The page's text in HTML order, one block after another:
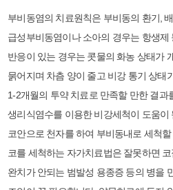
부비동염의 치료원칙은 부비동의 환기,
급성부비동염이나 소아의 경우는 항생제
반응이 있는 경우는 콧물의 화농 상태가
묽어지며 차츰 양이 줄고 비강 통기 상태
1-2개월의 투약 치료로 만족할 만한 결과
생리식염수를 이용한 비강세척이 도움이
코안으로 천자를 하여 부비동내로 세척
코를 세척하는 자가치료법은 잘못하면
완치가 안되는 범발성 용종증 등의 병을